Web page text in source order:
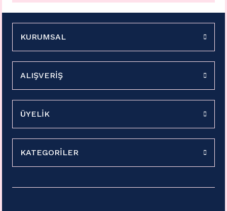
KURUMSAL
ALIŞVERİŞ
ÜYELİK
KATEGORİLER